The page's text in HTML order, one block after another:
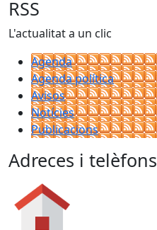
RSS
L'actualitat a un clic
Agenda
Agenda política
Avisos
Notícies
Publicacions
Adreces i telèfons